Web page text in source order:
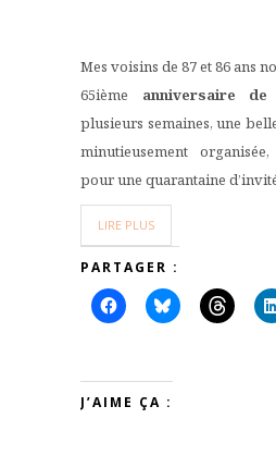
Mes voisins de 87 et 86 ans
65ième anniversaire de
plusieurs semaines, une
minutieusement
pour une quarantaine
LIRE PLUS
PARTAGER :
J’AIME ÇA :